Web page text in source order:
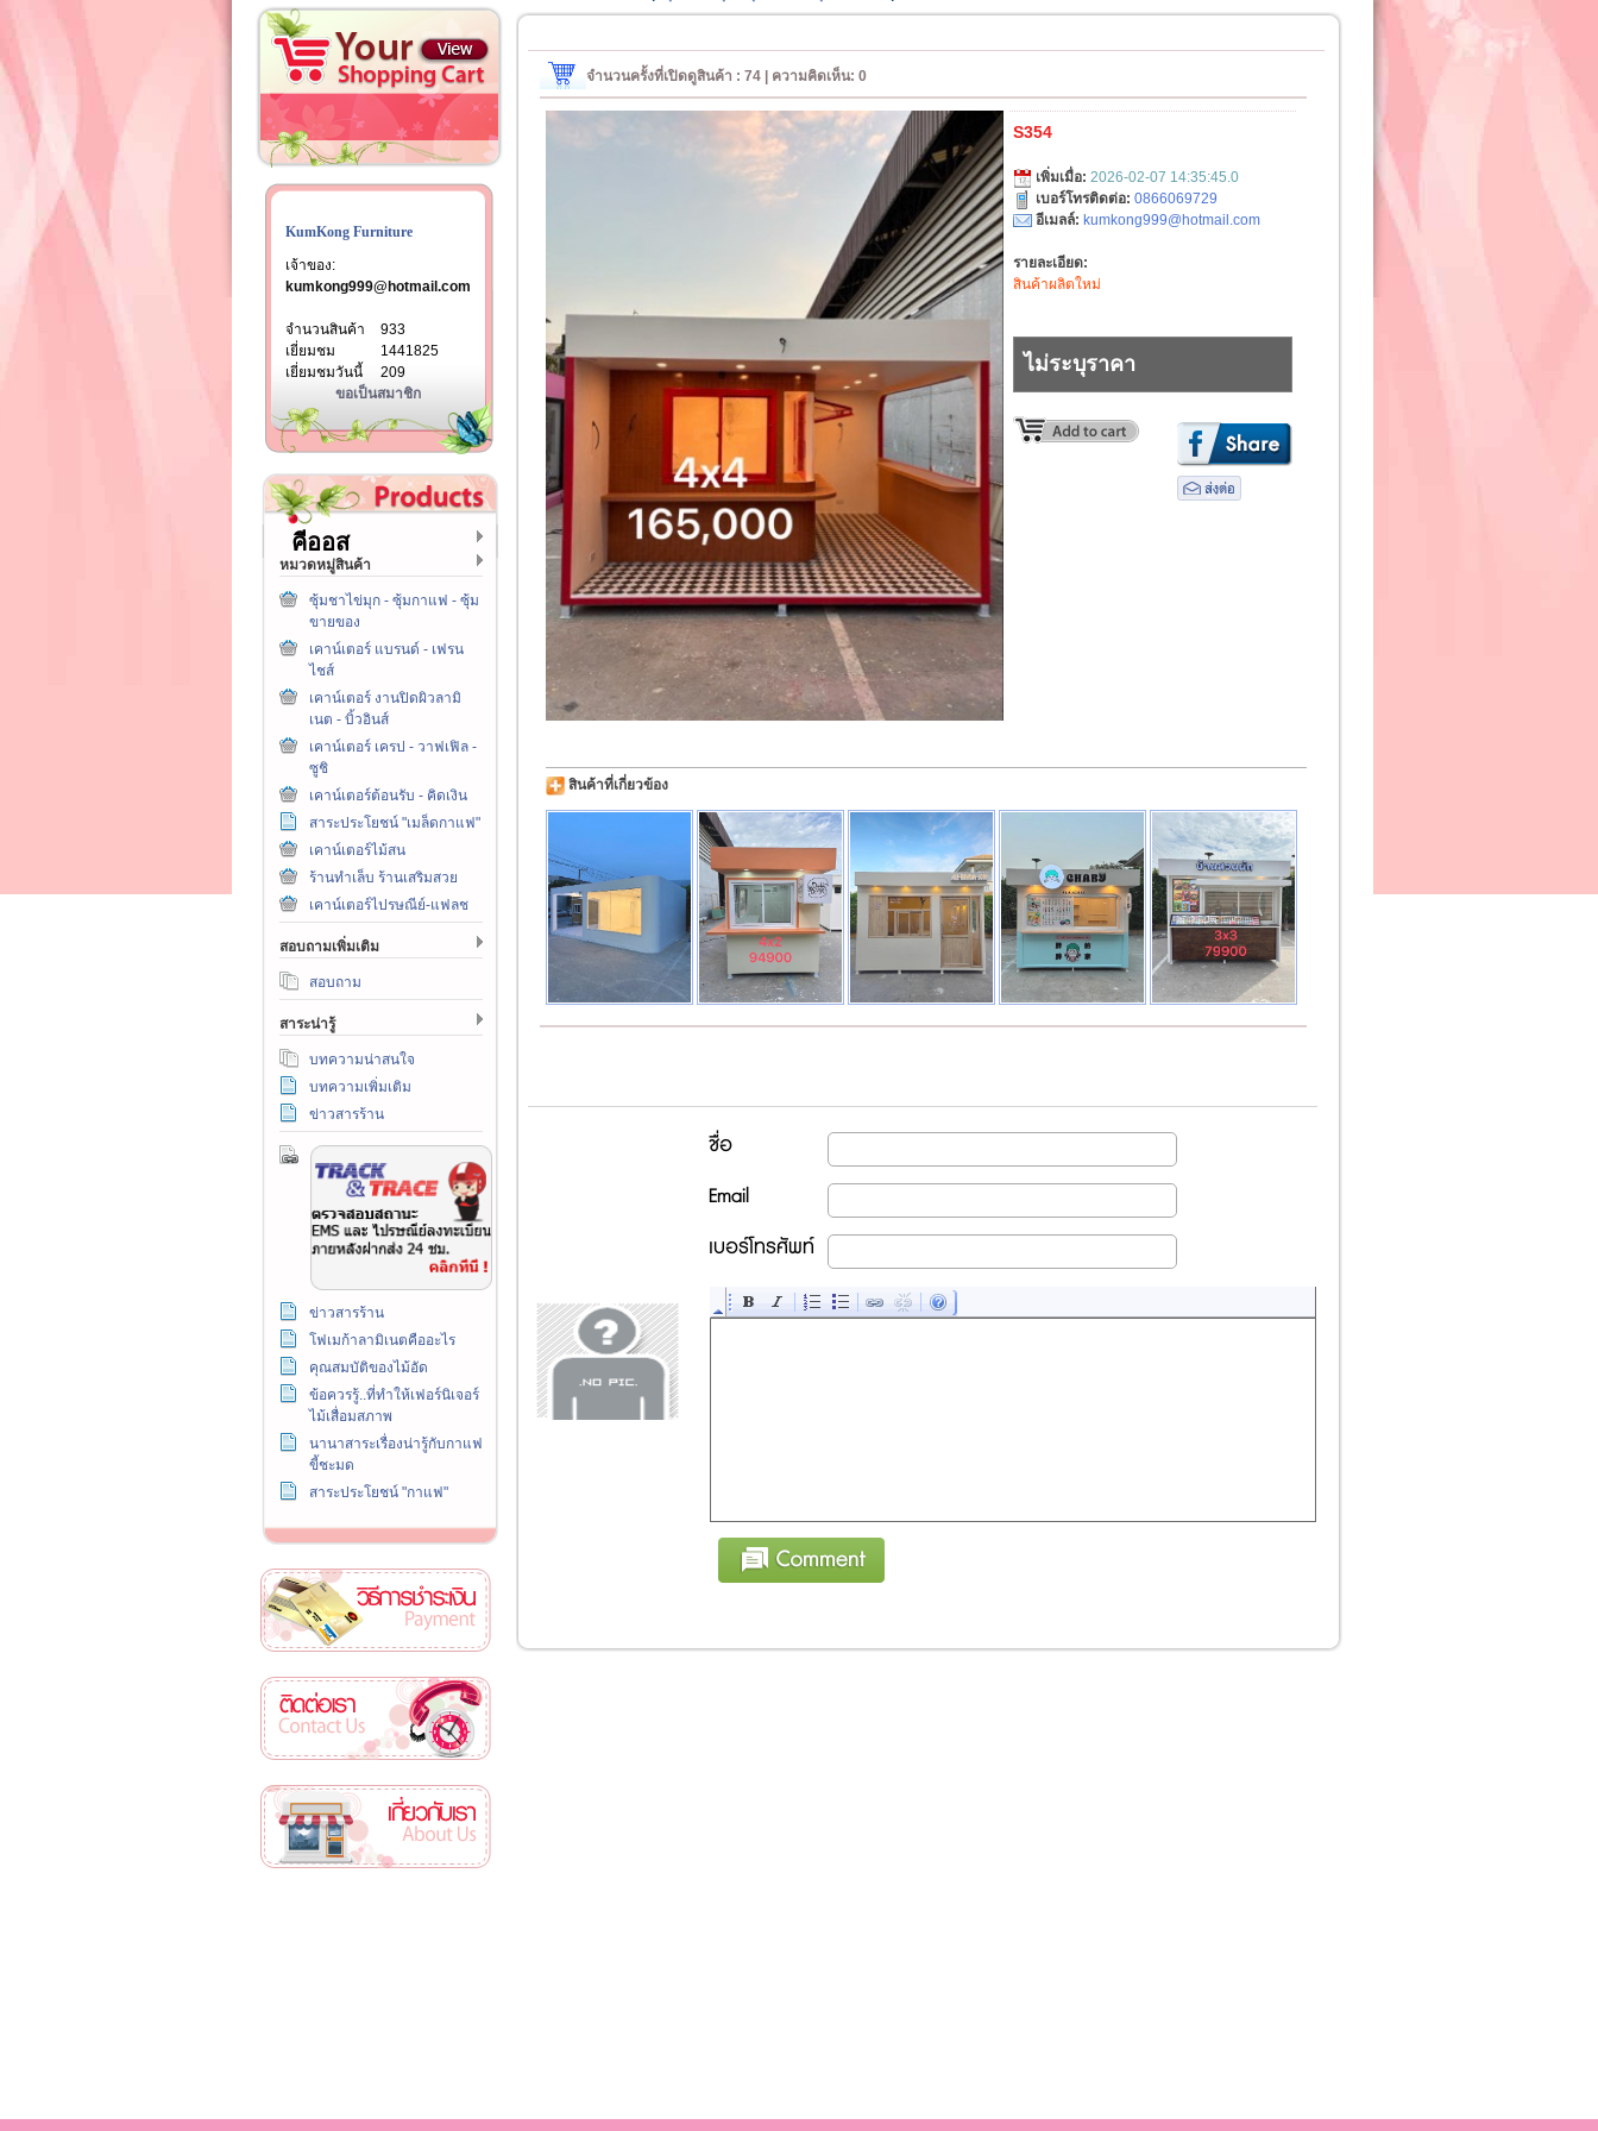
KumKong Furniture
เจ้าของ:
kumkong999@hotmail.com
จำนวนสินค้า
933
เยี่ยมชม
1441825
เยี่ยมชมวันนี้
209
ขอเป็นสมาชิก
คีออส
หมวดหมู่สินค้า
ซุ้มชาไข่มุก - ซุ้มกาแฟ - ซุ้ม
ขายของ
เคาน์เตอร์ แบรนด์ - เฟรน
ไชส์
เคาน์เตอร์ งานปิดผิวลามิ
เนต - บิ้วอินส์
เคาน์เตอร์ เครป - วาฟเฟิล -
ซูชิ
เคาน์เตอร์ต้อนรับ - คิดเงิน
สาระประโยชน์ "เมล็ดกาแฟ"
เคาน์เตอร์ไม้สน
ร้านทำเล็บ ร้านเสริมสวย
เคาน์เตอร์ไปรษณีย์-แฟลช
สอบถามเพิ่มเติม
สอบถาม
สาระน่ารู้
บทความน่าสนใจ
บทความเพิ่มเติม
ข่าวสารร้าน
ข่าวสารร้าน
โฟเมก้าลามิเนตคืออะไร
คุณสมบัติของไม้อัด
ข้อควรรู้..ที่ทำให้เฟอร์นิเจอร์
ไม้เสื่อมสภาพ
นานาสาระเรื่องน่ารู้กับกาแฟ
ขี้ชะมด
สาระประโยชน์ "กาแฟ"
จำนวนครั้งที่เปิดดูสินค้า : 74 | ความคิดเห็น: 0
S354
เพิ่มเมื่อ: 2026-02-07 14:35:45.0
เบอร์โทรติดต่อ: 0866069729
อีเมลล์: kumkong999@hotmail.com
รายละเอียด:
สินค้าผลิตใหม่
ไม่ระบุราคา
สินค้าที่เกี่ยวข้อง
ชื่อ
Email
เบอร์โทรศัพท์